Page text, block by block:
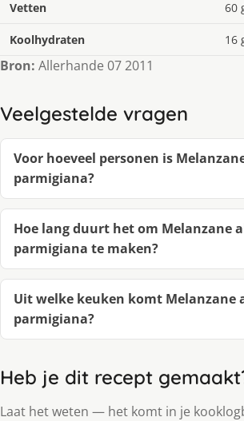
Vetten 60
Koolhydraten 16
Bron: Allerhande 07 2011
Veelgestelde vragen
Voor hoeveel personen is
parmigiana?
Hoe lang duurt het om Melanzane
parmigiana te maken?
Uit welke keuken komt Melanzane
parmigiana?
Heb je dit recept
Laat het weten — het komt in je